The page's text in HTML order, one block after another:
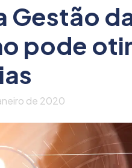
Gestão
pode
de 2020